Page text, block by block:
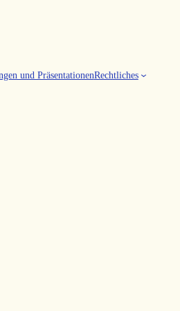
und PräsentationenRechtliches